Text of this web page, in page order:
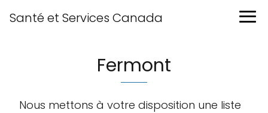
Santé et Services Canada
Fermont
Nous mettons à votre disposition une liste